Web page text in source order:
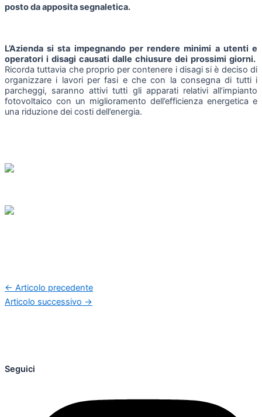
posto da apposita segnaletica.
L’Azienda si sta impegnando per rendere minimi a utenti e
operatori i disagi causati dalle chiusure dei prossimi giorni.
Ricorda tuttavia che proprio per contenere i disagi si è deciso di
organizzare i lavori per fasi e che con la consegna di tutti i
parcheggi, saranno attivi tutti gli apparati relativi all’impianto
fotovoltaico con un miglioramento dell’efficienza energetica e
una riduzione dei costi dell’energia.
← Articolo precedente
Articolo successivo →
Seguici